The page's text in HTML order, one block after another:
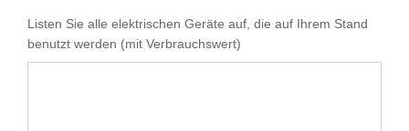
Listen Sie alle elektrischen Geräte auf, die auf Ihrem Stand
benutzt werden (mit Verbrauchswert)